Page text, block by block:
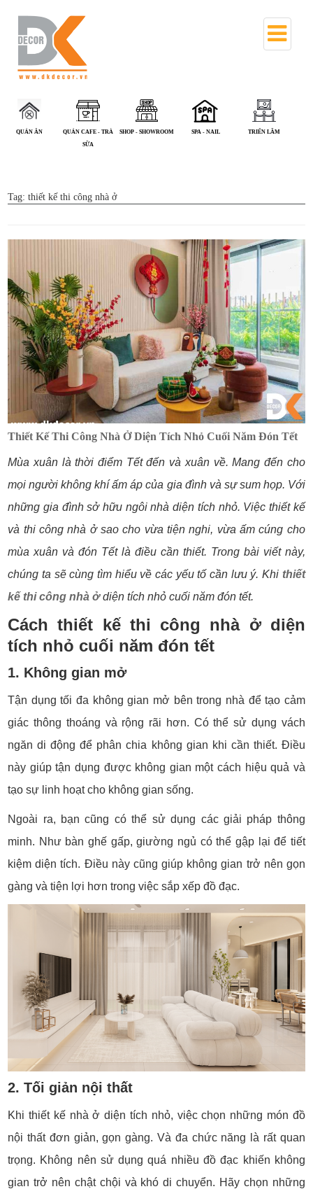
QUÁN CAFE - TRÀ
SHOP - SHOWROOM SPA - NAIL TRIỂN LÃM VĂN PHÒNG
Tag:thiết kế thi công nhà ở
Thiết Kế Thi Công Nhà Ở Diện Tích Nhỏ Cuối Năm Đón Tết
Mùa xuân là thời điểm Tết đến và xuân về. Mang đến cho
mọi người không khí ấm áp của gia đình và sự sum họp. Với
những gia đình sở hữu ngôi nhà diện tích nhỏ. Việc thiết kế
và thi công nhà ở sao cho vừa tiện nghi, vừa ấm cúng cho
mùa xuân và đón Tết là điều cần thiết. Trong bài viết này,
chúng ta sẽ cùng tìm hiểu về các yếu tố cần lưu ý. Khi thiết
kế thi công nhà ởdiện tích nhỏ cuối năm đón tết.
Cách thiết kế thi công nhà ở diện
tích nhỏ cuối năm đón tết
1. Không gian mở
Tận dụng tối đa không gian mở bên trong nhà để tạo cảm
giác thông thoáng và rộng rãi hơn. Có thể sử dụng vách
ngăn di động để phân chia không gian khi cần thiết. Điều
này giúp tận dụng được không gian một cách hiệu quả và
tạo sự linh hoạt cho không gian sống.
Ngoài ra, bạn cũng có thể sử dụng các giải pháp thông
minh. Như bàn ghế gấp, giường ngủ có thể gập lại để tiết
kiệm diện tích. Điều này cũng giúp không gian trở nên gọn
gàng và tiện lợi hơn trong việc sắp xếp đồ đạc.
2. Tối giản nội thất
Khi thiết kế nhà ở diện tích nhỏ, việc chọn những món đồ
nội thất đơn giản, gọn gàng. Và đa chức năng là rất quan
trọng. Không nên sử dụng quá nhiều đồ đạc khiến không
gian trở nên chật chội và khó di chuyển. Hãy chọn những